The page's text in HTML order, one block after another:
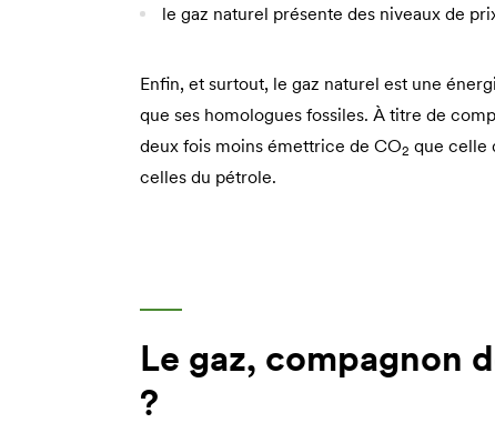
le gaz naturel présente des niveaux de
Enfin, et surtout, le gaz naturel est une
que ses homologues fossiles. À titre de
deux fois moins émettrice de CO2 que celle
celles du pétrole.
Le gaz, compagnon
?